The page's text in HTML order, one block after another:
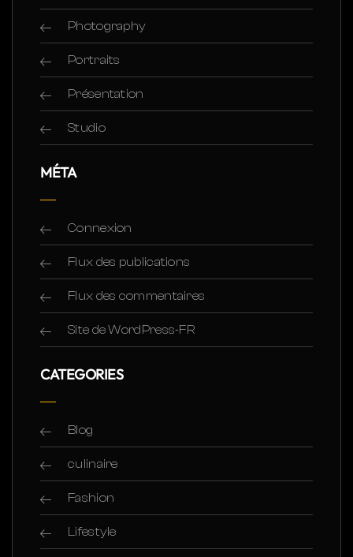
Photography
Portraits
Présentation
Studio
MÉTA
Connexion
Flux des publications
Flux des commentaires
Site de WordPress-FR
CATEGORIES
Blog
culinaire
Fashion
Lifestyle